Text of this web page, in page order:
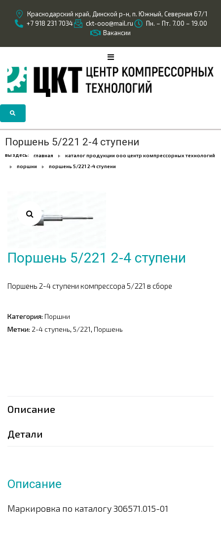
Краснодарский край, Динской р-н, п. Южный, Северная 67/1
+7 918 231 7034
ckt-ooo@mail.ru
Пн. – Пт. 7.00 – 19.00
Вакансии
Поршень 5/221 2-4 ступени
вы здесь: главная
каталог продукции ооо центр компрессорных технологий
поршни
поршень 5/221 2-4 ступени
Поршень 5/221 2-4 ступени
Поршень 2-4 ступени компрессора 5/221 в сборе
Категория: Поршни
Метки: 2-4 ступень, 5/221, Поршень
Описание
Детали
Описание
Маркировка по каталогу 306571.015-01